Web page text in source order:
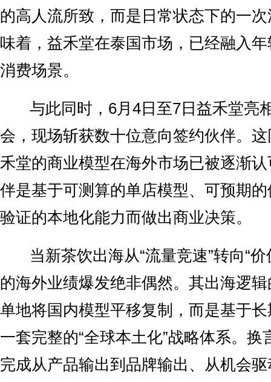
的高人流所致，而是日常状态下的一
味着，益禾堂在泰国市场，已经融入
消费场景。
与此同时，6月4日至7日益禾堂亮
会，现场斩获数十位意向签约伙伴。
禾堂的商业模型在海外市场已被逐渐
伴是基于可测算的单店模型、可预期
验证的本地化能力而做出商业决策。
当新茶饮出海从“流量竞速”转向“价
的海外业绩爆发绝非偶然。其出海逻
单地将国内模型平移复制，而是基于
一套完整的“全球本土化”战略体系。换
完成从产品输出到品牌输出、从机会